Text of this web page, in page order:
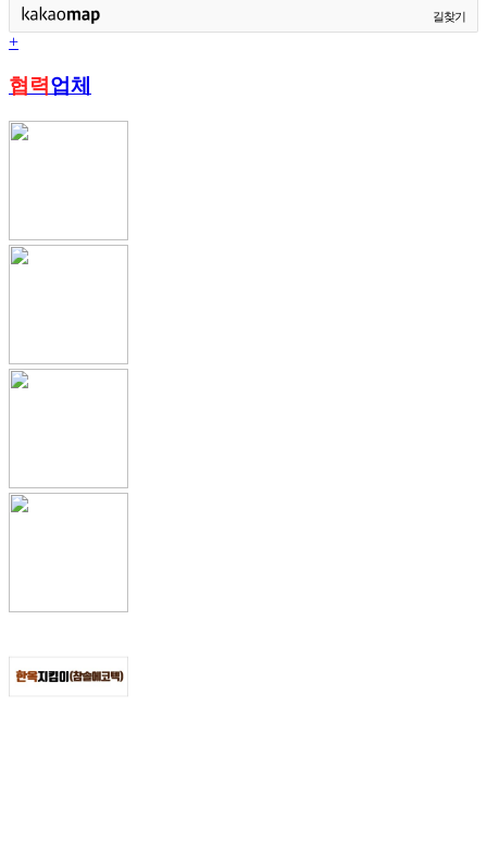
길찾기
+
협력 업체